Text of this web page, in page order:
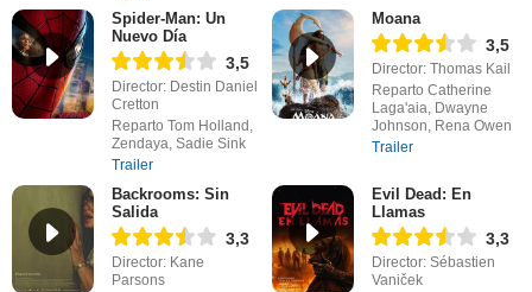
Spider-Man: Un
Nuevo Día
3,5
Director: Destin Daniel
Cretton
Reparto Tom Holland,
Zendaya, Sadie Sink
Trailer
Moana
3,5
Director: Thomas Kail
Reparto Catherine
Laga'aia, Dwayne
Johnson, Rena Owen
Trailer
Backrooms: Sin
Salida
3,3
Director: Kane
Parsons
Evil Dead: En
Llamas
3,3
Director: Sébastien
Vaniček